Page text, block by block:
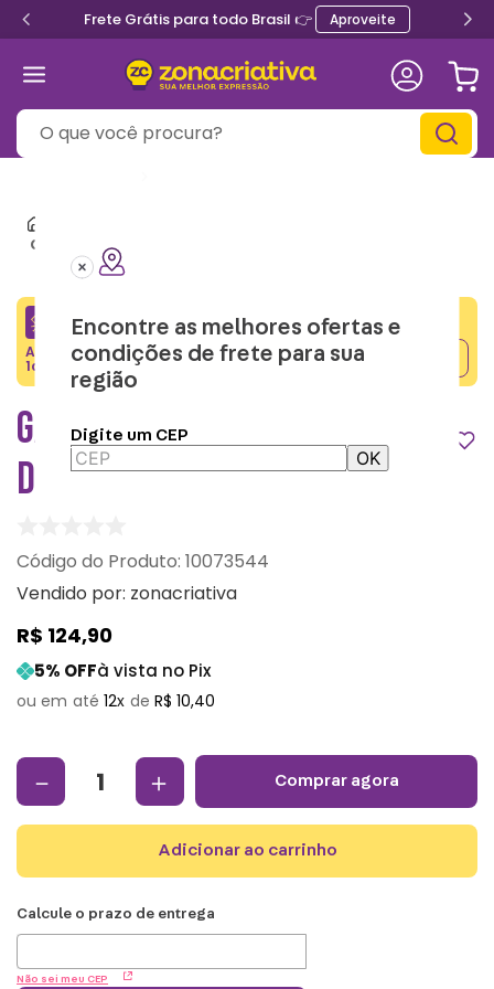
Frete Grátis para todo Brasil 👉 Aproveite
O que você procura?
Encontre as melhores ofertas e
condições de frete para sua
região
Digite um CEP
OK
Garrafa Max Moana 2 – Disney
CRIATIVA5
Adicione o cupom no carrinho e ganhe desconto na
1a compra.
GARRAFA MAX MOANA 2 –
DISNEY
: 10073544
Vendido por: zonacriativa
R$ 124,90
5% OFFà vista no Pix
12 R$ 10,40
＋
－ comprar agora
adicionar ao carrinho
Não sei meu CEP